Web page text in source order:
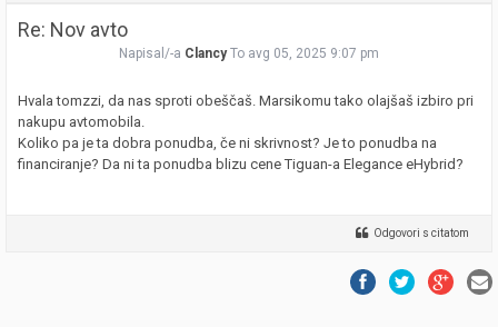
Re: Nov avto
Napisal/-a Clancy To avg 05, 2025 9:07 pm
Hvala tomzzi, da nas sproti obeščaš. Marsikomu tako olajšaš izbiro pri
nakupu avtomobila.
Koliko pa je ta dobra ponudba, če ni skrivnost? Je to ponudba na
financiranje? Da ni ta ponudba blizu cene Tiguan-a Elegance eHybrid?
Odgovori s citatom